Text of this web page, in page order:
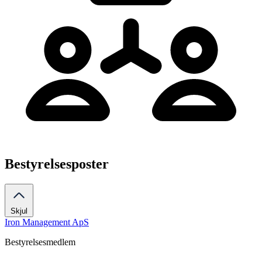
Bestyrelsesposter
Skjul
Iron Management ApS
Bestyrelsesmedlem